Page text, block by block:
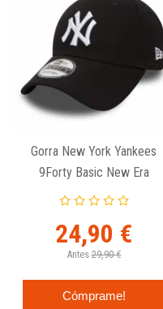
Gorra New York Yankees
9Forty Basic New Era
Negra
24,90 €
Antes 29,90 €
Cómprame!